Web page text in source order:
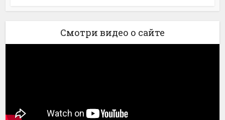
Смотри видео о сайте